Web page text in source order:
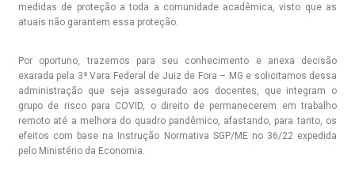
medidas de proteção a toda a comunidade acadêmica, visto que as
atuais não garantem essa proteção.
Por oportuno, trazemos para seu conhecimento e anexa decisão
exarada pela 3ª Vara Federal de Juiz de Fora – MG e solicitamos dessa
administração que seja assegurado aos docentes, que integram o
grupo de risco para COVID, o direito de permanecerem em trabalho
remoto até a melhora do quadro pandêmico, afastando, para tanto, os
efeitos com base na Instrução Normativa SGP/ME no 36/22 expedida
pelo Ministério da Economia.